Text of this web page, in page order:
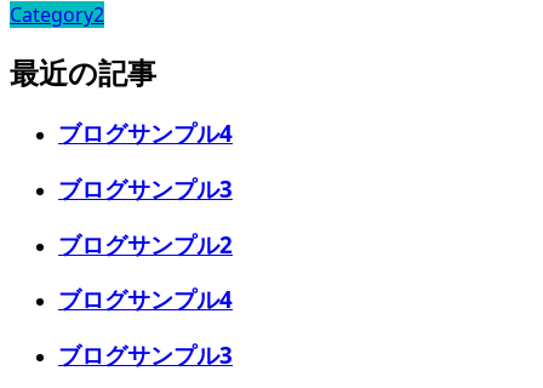
Category2
最近の記事
ブログサンプル4
ブログサンプル3
ブログサンプル2
ブログサンプル4
ブログサンプル3